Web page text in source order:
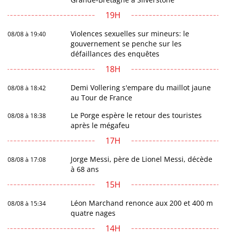
19H
08/08 à 19:40
Violences sexuelles sur mineurs: le
gouvernement se penche sur les
défaillances des enquêtes
18H
08/08 à 18:42
Demi Vollering s'empare du maillot jaune
au Tour de France
08/08 à 18:38
Le Porge espère le retour des touristes
après le mégafeu
17H
08/08 à 17:08
Jorge Messi, père de Lionel Messi, décède
à 68 ans
15H
08/08 à 15:34
Léon Marchand renonce aux 200 et 400 m
quatre nages
14H